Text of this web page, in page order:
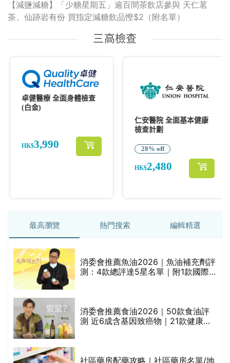
【減鹽減糖】「少糖星期五」逾百間茶飲店參與 天仁茗
茶、仙跡岩有份 買指定減糖飲品慳$2（附名單）
最高瀏覽 熱門搜索 編輯精選
消委會推薦魚油2026｜魚油補充劑評
測：4款總評達5星名單｜附1款國際
消委會推薦食油2026｜50款食油評
測 近6成含基因致癌物｜21款健康煮
社區藥房配藥攻略｜社區藥房名單/地